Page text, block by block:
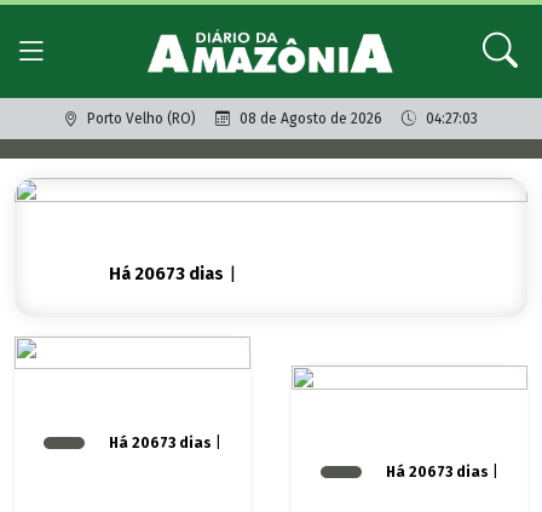
Porto Velho (RO) 08 de Agosto de 2026 04:27:03
Há 20673 dias
Há 20673 dias
Há 20673 dias